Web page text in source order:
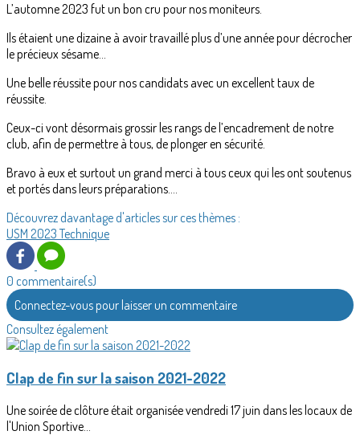
L’automne 2023 fut un bon cru pour nos moniteurs.
Ils étaient une dizaine à avoir travaillé plus d’une année pour décrocher
le précieux sésame...
Une belle réussite pour nos candidats avec un excellent taux de
réussite.
Ceux-ci vont désormais grossir les rangs de l’encadrement de notre
club, afin de permettre à tous, de plonger en sécurité.
Bravo à eux et surtout un grand merci à tous ceux qui les ont soutenus
et portés dans leurs préparations….
Découvrez davantage d'articles sur ces thèmes :
USM 2023Technique
0 commentaire(s)
Connectez-vous pour laisser un commentaire
Consultez également
Clap de fin sur la saison 2021-2022
Une soirée de clôture était organisée vendredi 17 juin dans les locaux de
l'Union Sportive...